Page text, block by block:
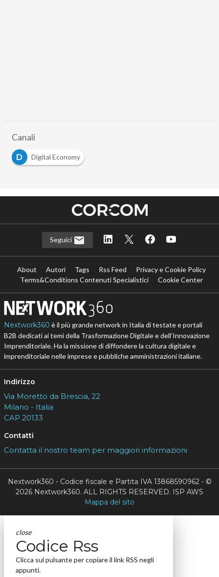
Canali
D
Digital Economy
Seguici
About Autori Tags Rss Feed
Privacy e Cookie Policy
Terms&Conditions Contenuti Specialistici
Cookie Center
Nextwork360 è il più grande network in Italia di testate e portali
B2B dedicati ai temi della Trasformazione Digitale e dell’Innovazione
Imprenditoriale. Ha la missione di diffondere la cultura digitale e
imprenditoriale nelle imprese e pubbliche amministrazioni italiane.
Indirizzo
Via Moretto da Brescia, 22
Milano - Italia
CAP 20133
Contatti
Contatta il nostro team per maggiori informazioni
Nextwork360 - Codice fiscale e Partita IVA 13868590962 - ©
2026 Nextwork360. ALL RIGHTS RESERVED. ISP AWS
Mappa del sito
close
Codice Rss
Clicca sul pulsante per copiare il link RSS negli
appunti.